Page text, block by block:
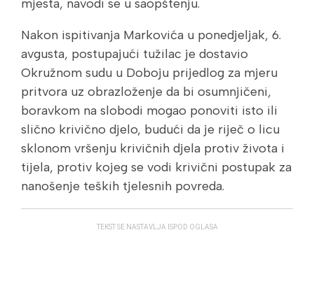
mjesta, navodi se u saopštenju.
Nakon ispitivanja Markovića u ponedjeljak, 6.
avgusta, postupajući tužilac je dostavio
Okružnom sudu u Doboju prijedlog za mjeru
pritvora uz obrazloženje da bi osumnjičeni,
boravkom na slobodi mogao ponoviti isto ili
slično krivično djelo, budući da je riječ o licu
sklonom vršenju krivičnih djela protiv života i
tijela, protiv kojeg se vodi krivični postupak za
nanošenje teških tjelesnih povreda.
TEKST SE NASTAVLJA ISPOD OGLASA